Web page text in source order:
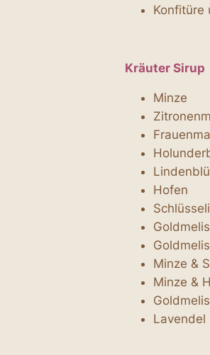
Konfitüre
Kräuter Sirup
Minze
Hofen
Schlüsseli
Minze &
Minze &
Lavendel